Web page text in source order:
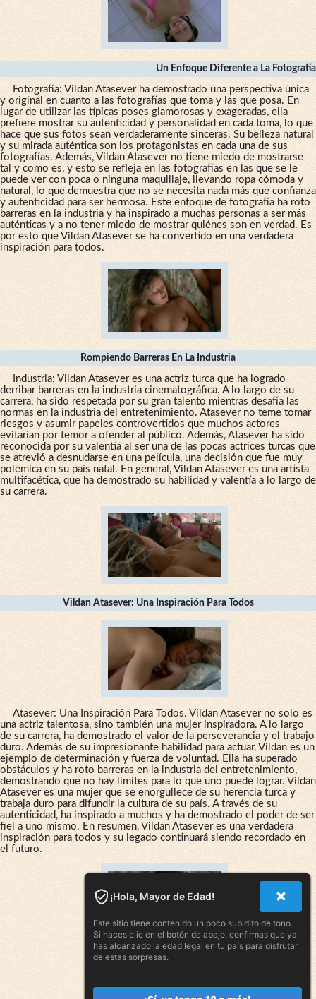
Un Enfoque Diferente a La Fotografía
Fotografía: Vildan Atasever ha demostrado una perspectiva única
y original en cuanto a las fotografías que toma y las que posa. En
lugar de utilizar las típicas poses glamorosas y exageradas, ella
prefiere mostrar su autenticidad y personalidad en cada toma, lo que
hace que sus fotos sean verdaderamente sinceras. Su belleza natural
y su mirada auténtica son los protagonistas en cada una de sus
fotografías. Además, Vildan Atasever no tiene miedo de mostrarse
tal y como es, y esto se refleja en las fotografías en las que se le
puede ver con poca o ninguna maquillaje, llevando ropa cómoda y
natural, lo que demuestra que no se necesita nada más que confianza
y autenticidad para ser hermosa. Este enfoque de fotografía ha roto
barreras en la industria y ha inspirado a muchas personas a ser más
auténticas y a no tener miedo de mostrar quiénes son en verdad. Es
por esto que Vildan Atasever se ha convertido en una verdadera
inspiración para todos.
Rompiendo Barreras En La Industria
Industria: Vildan Atasever es una actriz turca que ha logrado
derribar barreras en la industria cinematográfica. A lo largo de su
carrera, ha sido respetada por su gran talento mientras desafía las
normas en la industria del entretenimiento. Atasever no teme tomar
riesgos y asumir papeles controvertidos que muchos actores
evitarían por temor a ofender al público. Además, Atasever ha sido
reconocida por su valentía al ser una de las pocas actrices turcas que
se atrevió a desnudarse en una película, una decisión que fue muy
polémica en su país natal. En general, Vildan Atasever es una artista
multifacética, que ha demostrado su habilidad y valentía a lo largo de
su carrera.
Vildan Atasever: Una Inspiración Para Todos
Atasever: Una Inspiración Para Todos. Vildan Atasever no solo es
una actriz talentosa, sino también una mujer inspiradora. A lo largo
de su carrera, ha demostrado el valor de la perseverancia y el trabajo
duro. Además de su impresionante habilidad para actuar, Vildan es un
ejemplo de determinación y fuerza de voluntad. Ella ha superado
obstáculos y ha roto barreras en la industria del entretenimiento,
demostrando que no hay límites para lo que uno puede lograr. Vildan
Atasever es una mujer que se enorgullece de su herencia turca y
trabaja duro para difundir la cultura de su país. A través de su
autenticidad, ha inspirado a muchos y ha demostrado el poder de ser
fiel a uno mismo. En resumen, Vildan Atasever es una verdadera
inspiración para todos y su legado continuará siendo recordado en
el futuro.
¡Hola, Mayor de Edad!
Este sitio tiene contenido un poco subidito de tono.
Si haces clic en el botón de abajo, confirmas que ya
has alcanzado la edad legal en tu país para disfrutar
de estas sorpresas.